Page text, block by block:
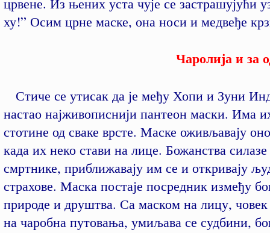
ху!” Осим црне маске, она носи и медвеђе
Чаролија и за
Стиче се утисак да је међу Хопи и Зуни
настао најживописнији пантеон маски. Има
стотине од сваке врсте. Маске оживљавају
када их неко стави на лице. Божанства
смртнике, приближавају им се и откривају
страхове. Маска постаје посредник између
природе и друштва. Са маском на лицу, човек
на чаробна путовања, умиљава се судбини,